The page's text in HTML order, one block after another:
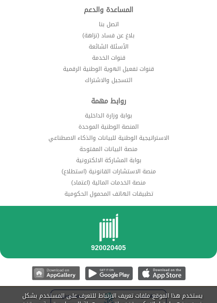
المساعدة والدعم
اتصل بنا
بلاغ عن فساد (نزاهة)
الأسئلة الشائعة
قنوات الخدمة
قنوات تفعيل الهوية الوطنية الرقمية
التسجيل والاشتراك
روابط مهمة
بوابة وزارة الداخلية
المنصة الوطنية الموحدة
الاستراتيجية الوطنية للبيانات والذكاء الاصطناعي
منصة البيانات المفتوحة
بوابة المشاركة الالكترونية
منصة الاستشارات القانونية (استطلاع)
منصة الخدمات المالية (اعتماد)
تطبيقات الهاتف المحمول الحكومية
يستخدم هذا الموقع ملفات تعريف الارتباط للتعرف على المستخدم بشكل